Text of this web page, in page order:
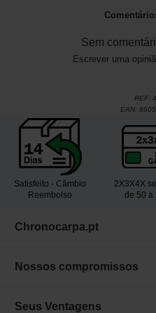
Sem
Escrever uma
REF:
EAN:
Satisfeito - Câmbio
Reembolso
2X3X4X
de 50 a
Chronocarpa.pt
Nossos compromissos
Seus Ventagens